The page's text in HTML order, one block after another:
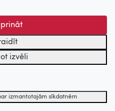
izvēli
izmantotajām sīkdatnēm